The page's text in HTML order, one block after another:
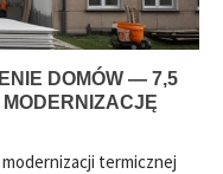
DOMÓW — 7,5
termicznej